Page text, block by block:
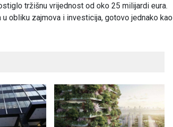
tržišnu vrijednost od oko 25 milijardi eura.
obliku zajmova i investicija, gotovo jednako kao